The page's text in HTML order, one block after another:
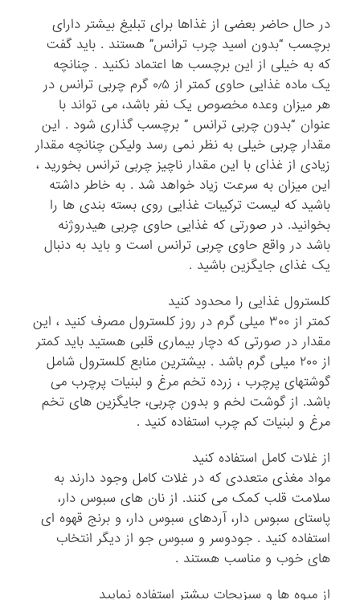
در حال حاضر بعضی از غذاها برای تبلیغ بیشتر دارای
برچسب “بدون اسید چرب ترانس” هستند . باید گفت
که به خیلی از این برچسب ها اعتماد نکنید . چنانچه
یک ماده غذایی حاوی کمتر از ۰٫۵ گرم چربی ترانس در
هر میزان وعده مخصوص یک نفر باشد، می تواند با
عنوان “بدون چربی ترانس ” برچسب گذاری شود . این
مقدار چربی خیلی به نظر نمی رسد ولیکن چنانچه مقدار
زیادی از غذای با این مقدار ناچیز چربی ترانس بخورید ،
این میزان به سرعت زیاد خواهد شد . به خاطر داشته
باشید که لیست ترکیبات غذایی روی بسته بندی ها را
بخوانید. در صورتی که غذایی حاوی چربی هیدروژنه
باشد در واقع حاوی چربی ترانس است و باید به دنبال
یک غذای جایگزین باشید .
کلسترول غذایی را محدود کنید
کمتر از ۳۰۰ میلی گرم در روز کلسترول مصرف کنید ، این
مقدار در صورتی که دچار بیماری قلبی هستید باید کمتر
از ۲۰۰ میلی گرم باشد . بیشترین منابع کلسترول شامل
گوشتهای پرچرب ، زرده تخم مرغ و لبنیات پرچرب می
باشد. از گوشت لخم و بدون چربی، جایگزین های تخم
مرغ و لبنیات کم چرب استفاده کنید .
از غلات کامل استفاده کنید
مواد مغذی متعددی که در غلات کامل وجود دارند به
سلامت قلب کمک می کنند. از نان های سبوس دار،
پاستای سبوس دار، آردهای سبوس دار، و برنج قهوه ای
استفاده کنید . جودوسر و سبوس جو از دیگر انتخاب
های خوب و مناسب هستند .
از میوه ها و سبزیجات بیشتر استفاده نمایید